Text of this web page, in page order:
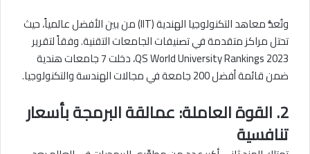
وتُعدُّ معاهد التكنولوجيا الهندية (IIT) من بين الأفضل عالمياً، حيث
تحتل مراكز متقدمة في تصنيفات الجامعات التقنية. وفقاً لتقرير
QS World University Rankings 2023، دخلت 7 جامعات هندية
ضمن قائمة أفضل 200 جامعة في مجالات الهندسة والتكنولوجيا.
2. القوة العاملة: عمالقة البرمجة بأسعار
تنافسية